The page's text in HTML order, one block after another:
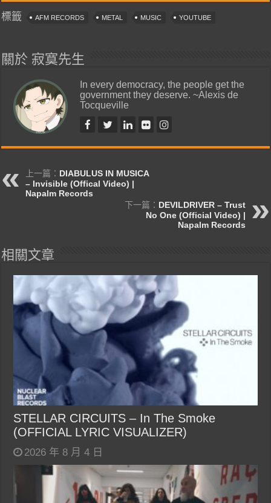
標籤 AFM RECORDS METAL MUSIC YOUTUBE
關於 寂寞先生
In every democracy, the people get the
government they deserve. ~Alexis de
Tocqueville
上一篇： DIABULUS IN MUSICA
– Invisible (Offical Video) |
Napalm Records
下一篇： DEVILDRIVER – Trust
No One (Official Video) |
Napalm Records
相關文章
STELLAR CIRCUITS – In The Smoke
(OFFICIAL LYRIC VISUALIZER)
2026 年 8 月 4 日